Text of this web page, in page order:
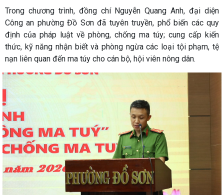
Trong chương trình, đồng chí Nguyễn Quang Anh, đại diện
Công an phường Đồ Sơn đã tuyên truyền, phổ biến các quy
định của pháp luật về phòng, chống ma túy; cung cấp kiến
thức, kỹ năng nhận biết và phòng ngừa các loại tội phạm, tệ
nạn liên quan đến ma túy cho cán bộ, hội viên nông dân.